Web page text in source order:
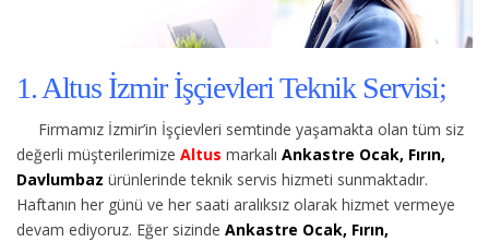
1. Altus İzmir İşçievleri Teknik Servisi;
Firmamız İzmir’in İşçievleri semtinde yaşamakta olan tüm siz
değerli müşterilerimize Altus markalı Ankastre Ocak, Fırın,
Davlumbaz ürünlerinde teknik servis hizmeti sunmaktadır.
Haftanın her günü ve her saati aralıksız olarak hizmet vermeye
devam ediyoruz. Eğer sizinde Ankastre Ocak, Fırın,